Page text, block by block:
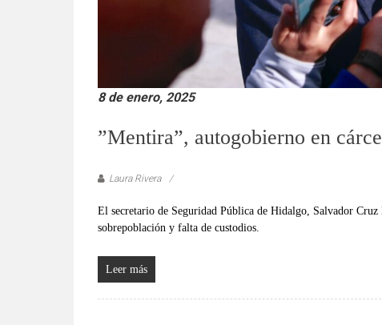
8 de enero, 2025
”Mentira”, autogobierno en
Laura Rivera
El secretario de Seguridad Pública de Hidalgo, Salvador
sobrepoblación y falta de custodios.
Leer más